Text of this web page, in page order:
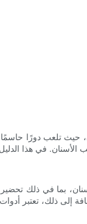
تلعب دورًا
في ذلك تحضير